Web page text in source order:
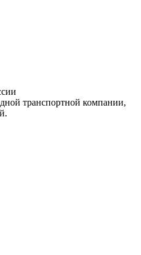
транспортной компании,